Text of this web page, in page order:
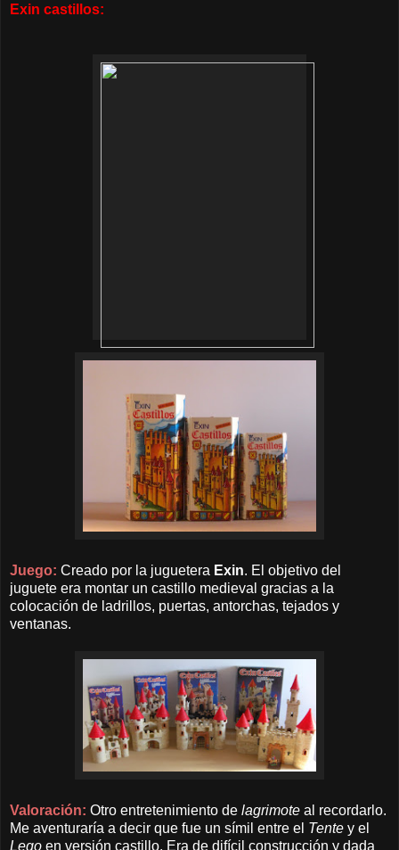
Exin castillos:
Juego: Creado por la juguetera Exin. El objetivo del
juguete era montar un castillo medieval gracias a la
colocación de ladrillos, puertas, antorchas, tejados y
ventanas.
Valoración: Otro entretenimiento de lagrimote al recordarlo.
Me aventuraría a decir que fue un símil entre el Tente y el
Lego en versión castillo. Era de difícil construcción y dada